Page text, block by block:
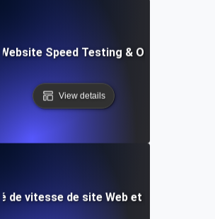
Speed Testing & Optimization
View details
de vitesse de site Web et de